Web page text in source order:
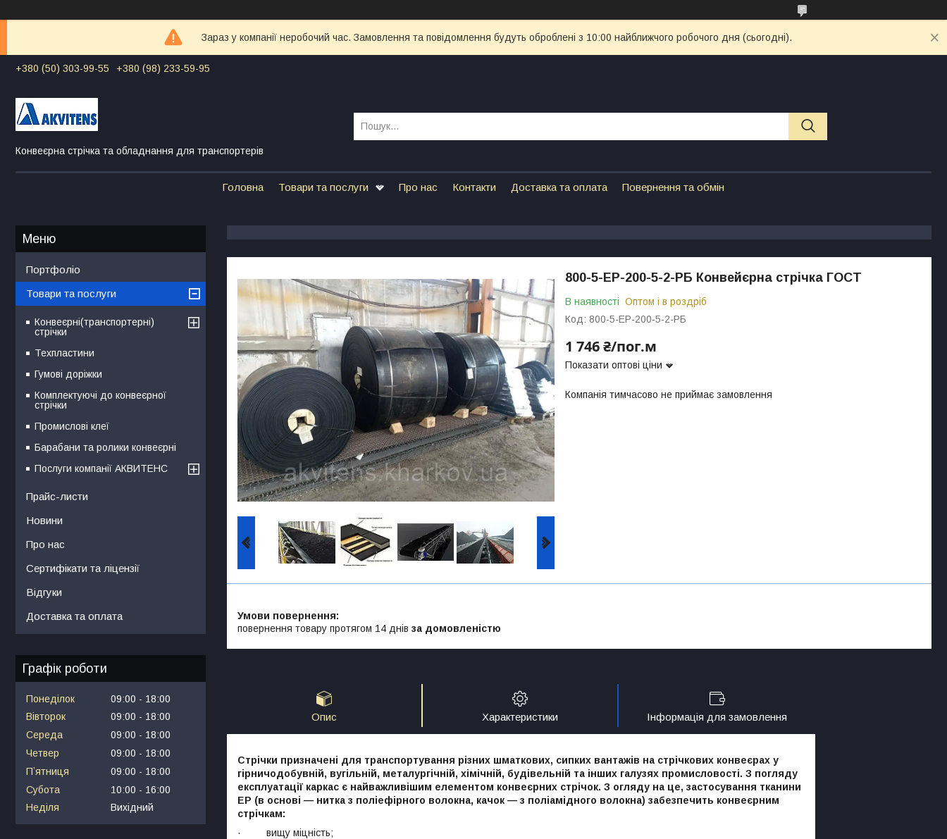
Зараз у компанії неробочий час. Замовлення та повідомлення будуть оброблені з 10:00 найближчого робочого дня (сьогодні).
+380 (50) 303-99-55 +380 (98) 233-59-95
Конвеєрна стрічка та обладнання для транспортерів
Головна Товари та послуги Про нас Контакти Доставка та оплата Повернення та обмін
800-5-ЕР-200-5-2-РБ Конвейєрна стрічка ГОСТ
В наявності Оптом і в роздріб
Код: 800-5-ЕР-200-5-2-РБ
1 746 ₴/пог.м
Показати оптові ціни
Компанія тимчасово не приймає замовлення
повернення товару протягом 14 днів за домовленістю
Опис Характеристики Інформація для замовлення
Стрічки призначені для транспортування різних шматкових, сипких вантажів на стрічкових конвеєрах у
гірничодобувній, вугільній, металургічній, хімічній, будівельній та інших галузях промисловості. З погляду
експлуатації каркас є найважливішим елементом конвеєрних стрічок. З огляду на це, застосування тканини
ЕР (в основі — нитка з поліефірного волокна, качок — з поліамідного волокна) забезпечить конвеєрним
стрічкам:
· вищу міцність;
Портфоліо
Товари та послуги
Конвеєрні(транспортерні)
стрічки
Техпластини
Гумові доріжки
Комплектуючі до конвеєрної
стрічки
Промислові клеї
Барабани та ролики конвеєрні
Послуги компанії АКВИТЕНС
Прайс-листи
Новини
Про нас
Сертифікати та ліцензії
Відгуки
Доставка та оплата
Графік роботи
Понеділок 09:00
18:00
Вівторок
09:00
18:00
Середа
09:00
18:00
Четвер
09:00
18:00
Пʼятниця
09:00
18:00
Субота
10:00
16:00
Неділя
Вихідний